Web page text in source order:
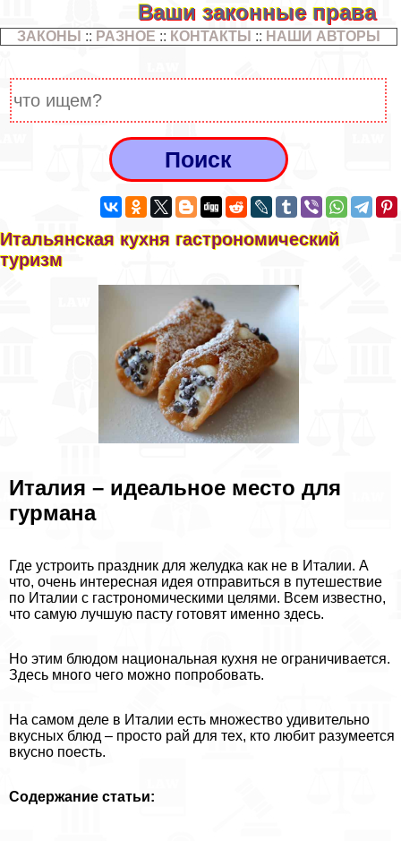
Ваши законные права
ЗАКОНЫ :: РАЗНОЕ :: КОНТАКТЫ :: НАШИ АВТОРЫ
Итальянская кухня гастрономический
туризм
Италия – идеальное место для
гурмана
Где устроить праздник для желудка как не в Италии. А
что, очень интересная идея отправиться в путешествие
по Италии с гастрономическими целями. Всем известно,
что самую лучшую пасту готовят именно здесь.
Но этим блюдом национальная кухня не ограничивается.
Здесь много чего можно попробовать.
На самом деле в Италии есть множество удивительно
вкусных блюд – просто рай для тех, кто любит разумеется
вкусно поесть.
Содержание статьи: